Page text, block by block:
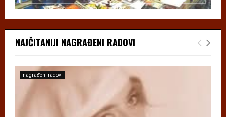
NAJČITANIJI NAGRAĐENI RADOVI
nagrađeni radovi